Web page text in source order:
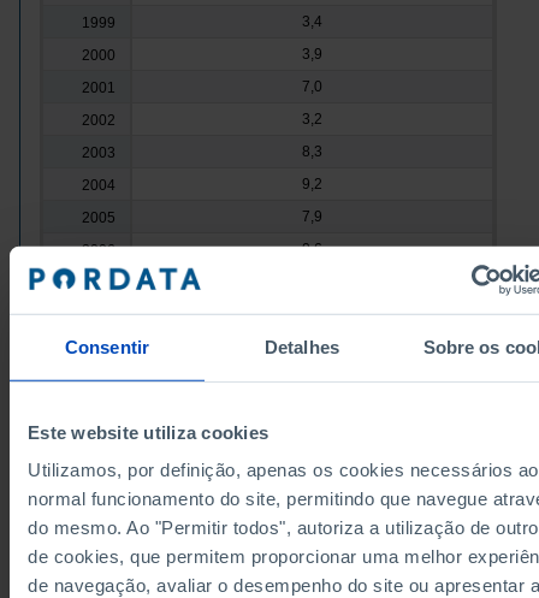
Consentir Detalhes Sobre os
Este website utiliza cookies
Utilizamos, por definição, apenas os cookies necessários ao
normal funcionamento do site, permitindo que navegue
do mesmo. Ao "Permitir todos", autoriza a utilização de
de cookies, que permitem proporcionar uma melhor
de navegação, avaliar o desempenho do site ou apresentar
1999
3,4
2000
3,9
2001
7,0
2002
3,2
2003
8,3
2004
9,2
2005
7,9
2006
0,6
2007
2008
-0,4
2009
-0,1
2010
3,0
2013
2,2
2014
2,6
Fontes/Entidades: INE, PORDATA
Os valores são revistos anualmente para a série toda.